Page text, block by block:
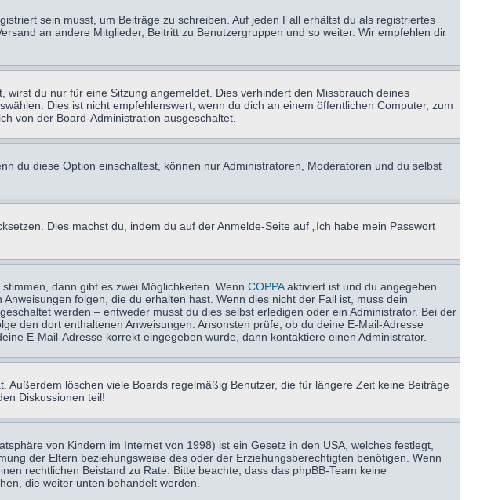
sein musst, um Beiträge zu schreiben. Auf jeden Fall erhältst du als registriertes
an andere Mitglieder, Beitritt zu Benutzergruppen und so weiter. Wir empfehlen dir
wirst du nur für eine Sitzung angemeldet. Dies verhindert den Missbrauch deines
Dies ist nicht empfehlenswert, wenn du dich an einem öffentlichen Computer, zum
von der Board-Administration ausgeschaltet.
du diese Option einschaltest, können nur Administratoren, Moderatoren und du selbst
Dies machst du, indem du auf der Anmelde-Seite auf „Ich habe mein Passwort
dann gibt es zwei Möglichkeiten. Wenn COPPAaktiviert ist und du angegeben
folgen, die du erhalten hast. Wenn dies nicht der Fall ist, muss dein
werden – entweder musst du dies selbst erledigen oder ein Administrator. Bei der
den dort enthaltenen Anweisungen. Ansonsten prüfe, ob du deine E-Mail-Adresse
E-Mail-Adresse korrekt eingegeben wurde, dann kontaktiere einen Administrator.
löschen viele Boards regelmäßig Benutzer, die für längere Zeit keine Beiträge
Diskussionen teil!
von Kindern im Internet von 1998) ist ein Gesetz in den USA, welches festlegt,
der Eltern beziehungsweise des oder der Erziehungsberechtigten benötigen. Wenn
rechtlichen Beistand zu Rate. Bitte beachte, dass das phpBB-Team keine
die weiter unten behandelt werden.